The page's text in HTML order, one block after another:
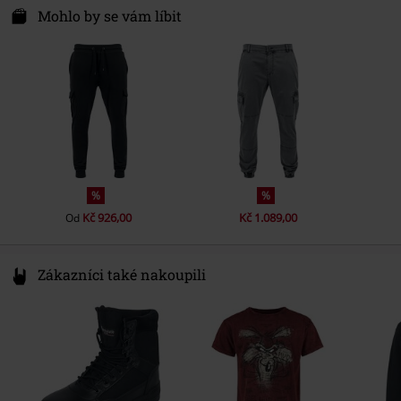
Délka
Dr.-Robert-Murjahn-Str. 7
64372 Ober-Ramstadt
service@urbanclassics.com
Mohlo by se vám líbit
%
Od Kč 926,00
%
Kč 1.089,00
Zákazníci také nakoupili